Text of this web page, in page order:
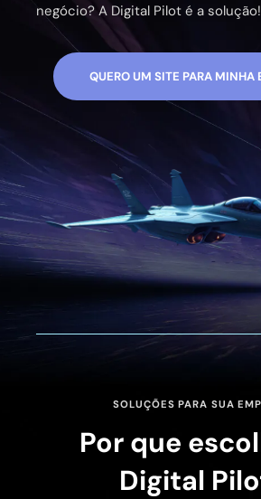
negócio? A Digital Pilot é a solução!
QUERO UM SITE PARA MINHA
SOLUÇÕES PARA SUA
Por que
Digital